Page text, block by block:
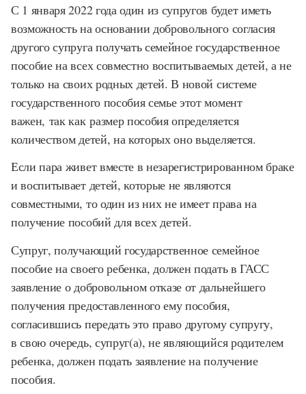
С 1 января 2022 года один из супругов будет иметь
возможность на основании добровольного согласия
другого супруга получать семейное государственное
пособие на всех совместно воспитываемых детей, а не
только на своих родных детей. В новой системе
государственного пособия семье этот момент
важен, так как размер пособия определяется
количеством детей, на которых оно выделяется.
Если пара живет вместе в незарегистрированном браке
и воспитывает детей, которые не являются
совместными, то один из них не имеет права на
получение пособий для всех детей.
Супруг, получающий государственное семейное
пособие на своего ребенка, должен подать в ГАСС
заявление о добровольном отказе от дальнейшего
получения предоставленного ему пособия,
согласившись передать это право другому супругу,
в свою очередь, супруг(а), не являющийся родителем
ребенка, должен подать заявление на получение
пособия.